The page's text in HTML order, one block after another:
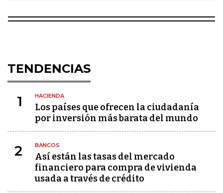
TENDENCIAS
1 HACIENDA
Los países que ofrecen la ciudadanía
por inversión más barata del mundo
2 BANCOS
Así están las tasas del mercado
financiero para compra de vivienda
usada a través de crédito